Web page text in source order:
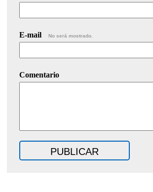
E-mail No será mostrado.
Comentario